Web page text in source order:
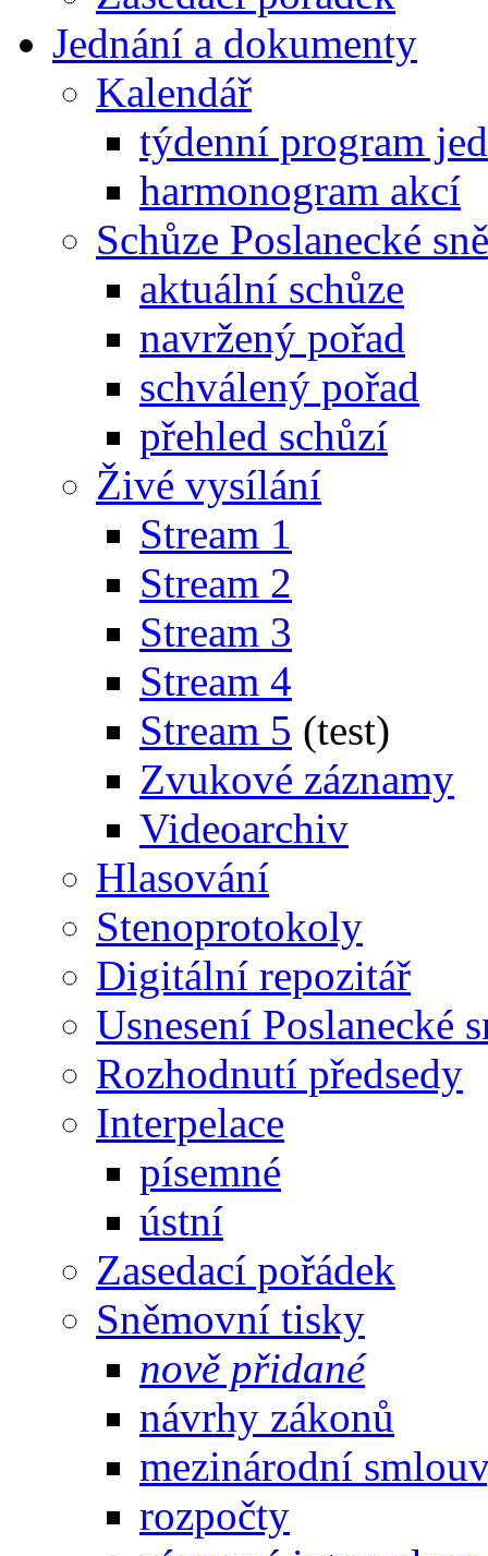
Jednání a dokumenty
Kalendář
týdenní program
harmonogram akcí
Schůze Poslanecké
aktuální schůze
navržený pořad
schválený pořad
přehled schůzí
Živé vysílání
Stream 1
Stream 2
Stream 3
Stream 4
Stream 5 (test)
Zvukové záznamy
Videoarchiv
Hlasování
Stenoprotokoly
Digitální repozitář
Usnesení Poslanecké
Rozhodnutí předsedy
Interpelace
písemné
ústní
Zasedací pořádek
Sněmovní tisky
nově přidané
návrhy zákonů
mezinárodní
rozpočty